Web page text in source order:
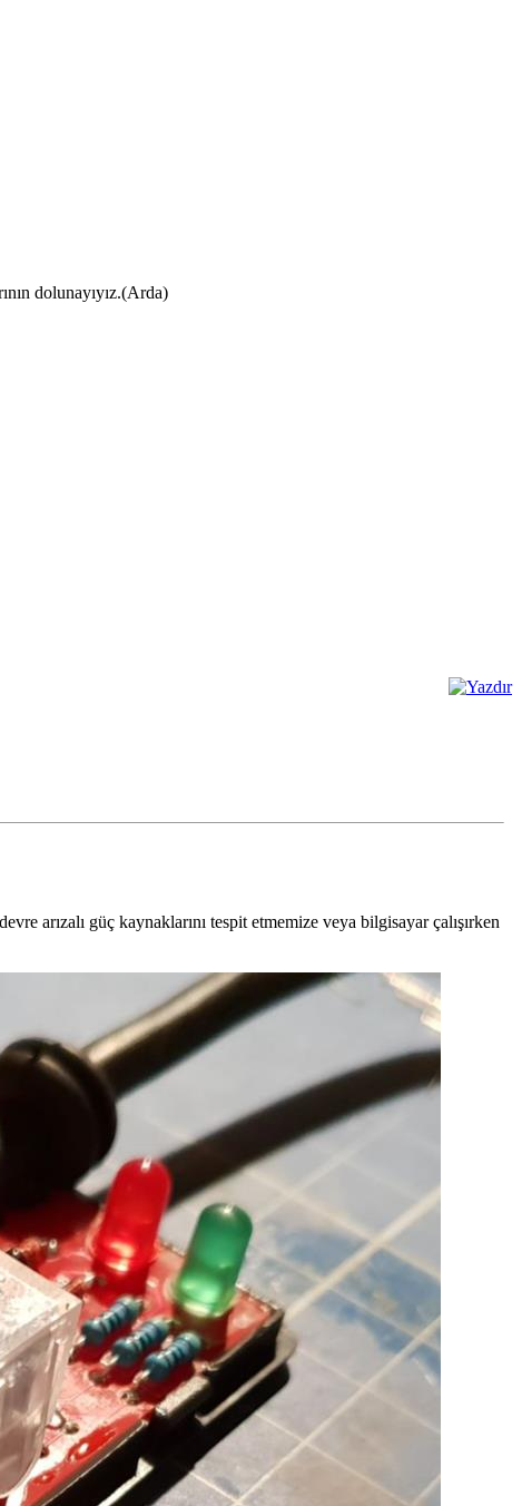
dolunayıyız.(Arda)
arızalı güç kaynaklarını tespit etmemize veya bilgisayar çalışırken